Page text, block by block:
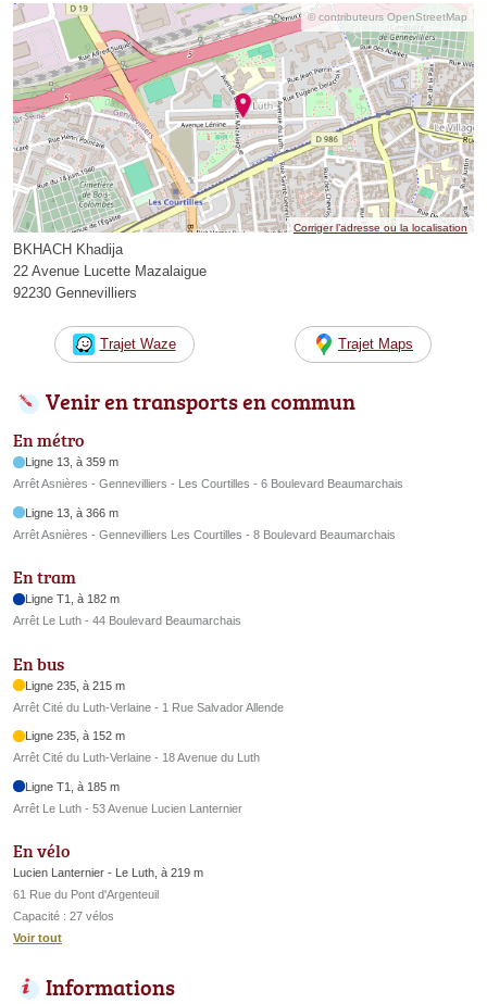
© contributeurs OpenStreetMap
Corriger l’adresse ou la localisation
BKHACH Khadija
22 Avenue Lucette Mazalaigue
92230 Gennevilliers
Trajet Waze Trajet Maps
Venir en transports en commun
En métro
Ligne 13, à 359 m
Arrêt Asnières - Gennevilliers - Les Courtilles - 6 Boulevard Beaumarchais
Ligne 13, à 366 m
Arrêt Asnières - Gennevilliers Les Courtilles - 8 Boulevard Beaumarchais
En tram
Ligne T1, à 182 m
Arrêt Le Luth - 44 Boulevard Beaumarchais
En bus
Ligne 235, à 215 m
Arrêt Cité du Luth-Verlaine - 1 Rue Salvador Allende
Ligne 235, à 152 m
Arrêt Cité du Luth-Verlaine - 18 Avenue du Luth
Ligne T1, à 185 m
Arrêt Le Luth - 53 Avenue Lucien Lanternier
En vélo
Lucien Lanternier - Le Luth, à 219 m
61 Rue du Pont d'Argenteuil
Capacité : 27 vélos
Voir tout
Informations